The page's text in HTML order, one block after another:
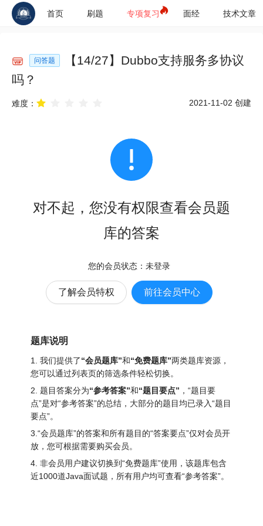
首页 刷题 专项复习 面经 技术文章
问答题 【14/27】 Dubbo支持服务多协议
吗？
难度： 2021-11-02 创建
对不起，您没有权限查看会员题
库的答案
您的会员状态： 未登录
了解会员特权 前往会员中心
题库说明
1. 我们提供了“会员题库”和“免费题库”两类题库资源，
您可以通过列表页的筛选条件轻松切换。
2. 题目答案分为“参考答案”和“题目要点” ，“题目要
点”是对“参考答案”的总结，大部分的题目均已录入“题目
要点”。
3.“会员题库”的答案和所有题目的“答案要点”仅对会员开
放，您可根据需要购买会员。
4. 非会员用户建议切换到“免费题库”使用，该题库包含
近1000道Java面试题 ，所有用户均可查看“参考答案”。